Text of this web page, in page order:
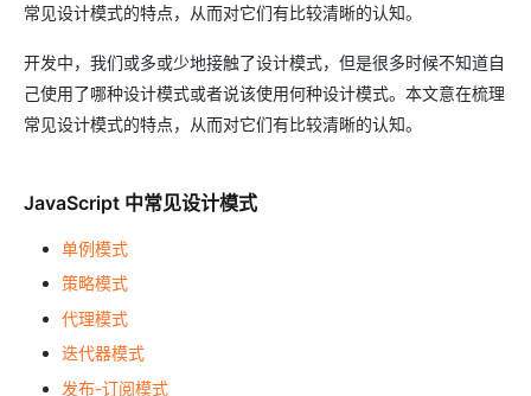
常见设计模式的特点，从而对它们有比较清晰的认知。
开发中，我们或多或少地接触了设计模式，但是很多时候不知道自
己使用了哪种设计模式或者说该使用何种设计模式。本文意在梳理
常见设计模式的特点，从而对它们有比较清晰的认知。
JavaScript 中常见设计模式
单例模式
策略模式
代理模式
迭代器模式
发布-订阅模式